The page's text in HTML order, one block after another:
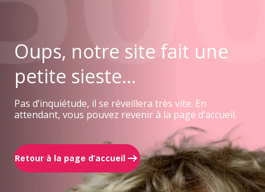
Oups, notre site fait une
petite sieste...
Pas d’inquiétude, il se réveillera très vite. En
attendant, vous pouvez revenir à la page d’accueil.
Retour à la page d’accueil